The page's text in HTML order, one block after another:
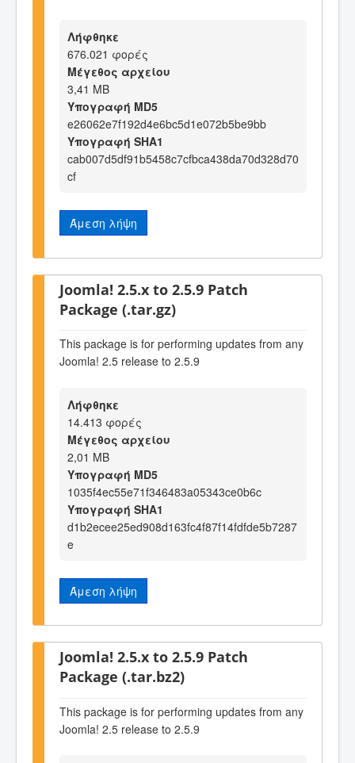
Λήφθηκε
676.021 φορές
Μέγεθος αρχείου
3,41 MB
Υπογραφή MD5
e26062e7f192d4e6bc5d1e072b5be9bb
Υπογραφή SHA1
cab007d5df91b5458c7cfbca438da70d328d70
cf
Άμεση λήψη
Joomla! 2.5.x to 2.5.9 Patch
Package (.tar.gz)
This package is for performing updates from any
Joomla! 2.5 release to 2.5.9
Λήφθηκε
14.413 φορές
Μέγεθος αρχείου
2,01 MB
Υπογραφή MD5
1035f4ec55e71f346483a05343ce0b6c
Υπογραφή SHA1
d1b2ecee25ed908d163fc4f87f14fdfde5b7287
e
Άμεση λήψη
Joomla! 2.5.x to 2.5.9 Patch
Package (.tar.bz2)
This package is for performing updates from any
Joomla! 2.5 release to 2.5.9